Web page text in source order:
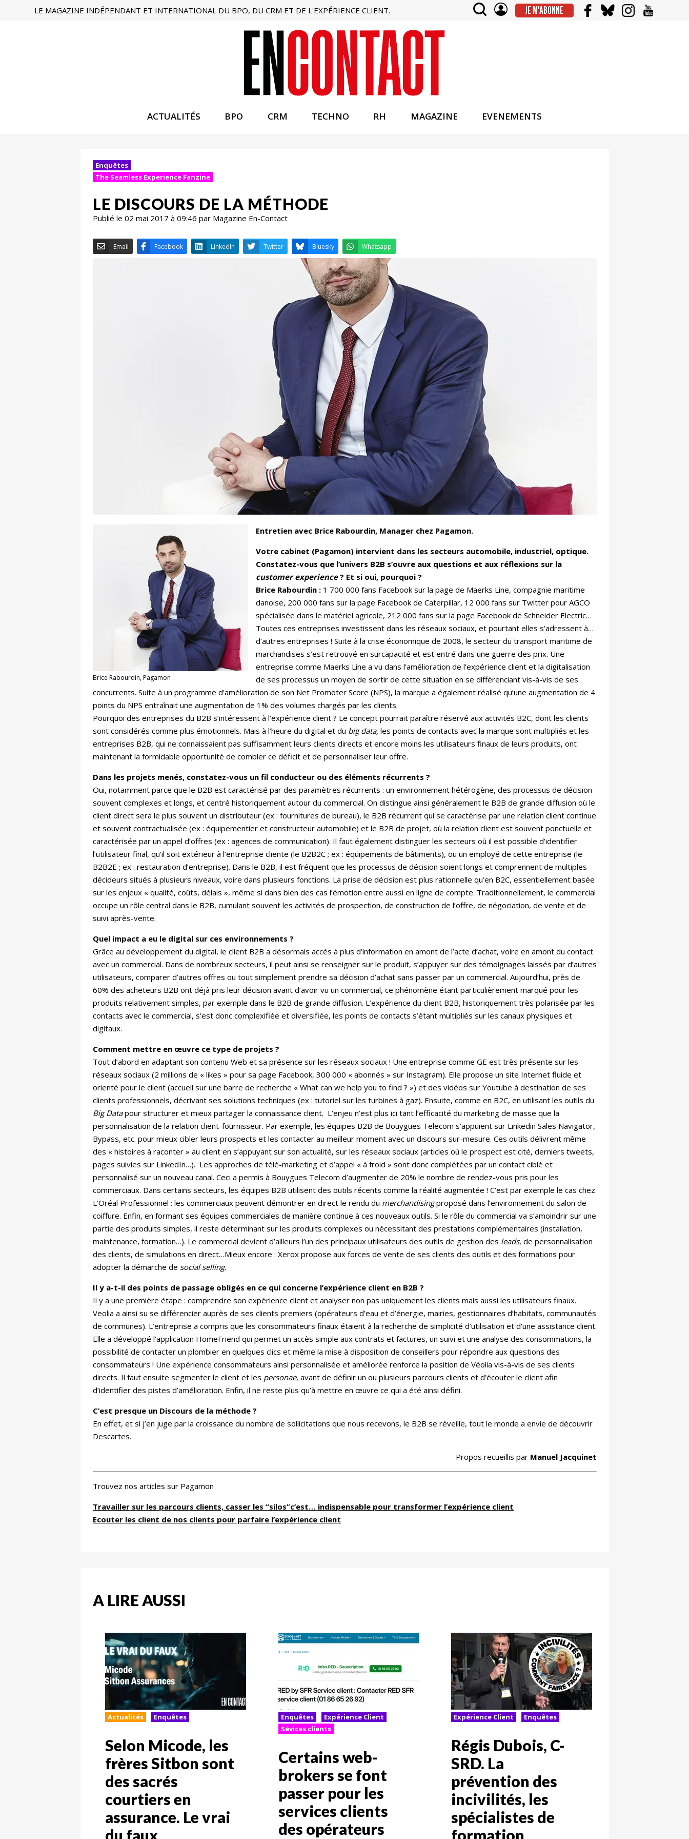
LE MAGAZINE INDÉPENDANT ET INTERNATIONAL DU BPO, DU CRM ET DE L'EXPÉRIENCE CLIENT. JE M'ABONNE
ACTUALITÉS BPO CRM TECHNO RH MAGAZINE EVENEMENTS
Enquêtes
The Seamless Experience Fanzine
LE DISCOURS DE LA MÉTHODE
Publié le 02 mai 2017 à 09:46 par Magazine En-Contact
LinkedIn Twitter Bluesky Whatsapp
Brice Rabourdin, Pagamon
Entretien avec Brice Rabourdin, Manager chez Pagamon.
Votre cabinet (Pagamon) intervient dans les secteurs automobile, industriel, optique.
Constatez-vous que l’univers B2B s’ouvre aux questions et aux réflexions sur la
customer experience? Et si oui, pourquoi ?
Brice Rabourdin : 1 700 000 fans Facebook sur la page de Maerks Line, compagnie maritime
danoise, 200 000 fans sur la page Facebook de Caterpillar, 12 000 fans sur Twitter pour AGCO
spécialisée dans le matériel agricole, 212 000 fans sur la page Facebook de Schneider Electric…
Toutes ces entreprises investissent dans les réseaux sociaux, et pourtant elles s’adressent à…
d’autres entreprises ! Suite à la crise économique de 2008, le secteur du transport maritime de
marchandises s’est retrouvé en surcapacité et est entré dans une guerre des prix. Une
entreprise comme Maerks Line a vu dans l’amélioration de l’expérience client et la digitalisation
de ses processus un moyen de sortir de cette situation en se différenciant vis-à-vis de ses
concurrents. Suite à un programme d’amélioration de son Net Promoter Score (NPS), la marque a également réalisé qu’une augmentation de 4
points du NPS entraînait une augmentation de 1% des volumes chargés par les clients.
Pourquoi des entreprises du B2B s’intéressent à l’expérience client ? Le concept pourrait paraître réservé aux activités B2C, dont les clients
sont considérés comme plus émotionnels. Mais à l’heure du digital et du big data, les points de contacts avec la marque sont multipliés et les
entreprises B2B, qui ne connaissaient pas suffisamment leurs clients directs et encore moins les utilisateurs finaux de leurs produits, ont
maintenant la formidable opportunité de combler ce déficit et de personnaliser leur offre.
Dans les projets menés, constatez-vous un fil conducteur ou des éléments récurrents ?
Oui, notamment parce que le B2B est caractérisé par des paramètres récurrents : un environnement hétérogène, des processus de décision
souvent complexes et longs, et centré historiquement autour du commercial. On distingue ainsi généralement le B2B de grande diffusion où le
client direct sera le plus souvent un distributeur (ex : fournitures de bureau), le B2B récurrent qui se caractérise par une relation client continue
et souvent contractualisée (ex : équipementier et constructeur automobile) et le B2B de projet, où la relation client est souvent ponctuelle et
caractérisée par un appel d’offres (ex : agences de communication). Il faut également distinguer les secteurs où il est possible d’identifier
l’utilisateur final, qu’il soit extérieur à l’entreprise cliente (le B2B2C ; ex : équipements de bâtiments), ou un employé de cette entreprise (le
B2B2E ; ex : restauration d’entreprise). Dans le B2B, il est fréquent que les processus de décision soient longs et comprennent de multiples
décideurs situés à plusieurs niveaux, voire dans plusieurs fonctions. La prise de décision est plus rationnelle qu’en B2C, essentiellement basée
sur les enjeux « qualité, coûts, délais », même si dans bien des cas l’émotion entre aussi en ligne de compte. Traditionnellement, le commercial
occupe un rôle central dans le B2B, cumulant souvent les activités de prospection, de construction de l’offre, de négociation, de vente et de
suivi après-vente.
Quel impact a eu le digital sur ces environnements ?
Grâce au développement du digital, le client B2B a désormais accès à plus d’information en amont de l’acte d’achat, voire en amont du contact
avec un commercial. Dans de nombreux secteurs, il peut ainsi se renseigner sur le produit, s’appuyer sur des témoignages laissés par d’autres
utilisateurs, comparer d’autres offres ou tout simplement prendre sa décision d’achat sans passer par un commercial. Aujourd’hui, près de
60% des acheteurs B2B ont déjà pris leur décision avant d’avoir vu un commercial, ce phénomène étant particulièrement marqué pour les
produits relativement simples, par exemple dans le B2B de grande diffusion. L’expérience du client B2B, historiquement très polarisée par les
contacts avec le commercial, s’est donc complexifiée et diversifiée, les points de contacts s’étant multipliés sur les canaux physiques et
digitaux.
Comment mettre en œuvre ce type de projets ?
Tout d’abord en adaptant son contenu Web et sa présence sur les réseaux sociaux ! Une entreprise comme GE est très présente sur les
réseaux sociaux (2 millions de « likes » pour sa page Facebook, 300 000 « abonnés » sur Instagram). Elle propose un site Internet fluide et
orienté pour le client (accueil sur une barre de recherche « What can we help you to find ? ») et des vidéos sur Youtube à destination de ses
clients professionnels, décrivant ses solutions techniques (ex : tutoriel sur les turbines à gaz). Ensuite, comme en B2C, en utilisant les outils du
Big Datapour structurer et mieux partager la connaissance client. L’enjeu n’est plus ici tant l’efficacité du marketing de masse que la
personnalisation de la relation client-fournisseur. Par exemple, les équipes B2B de Bouygues Telecom s’appuient sur Linkedin Sales Navigator,
Bypass, etc. pour mieux cibler leurs prospects et les contacter au meilleur moment avec un discours sur-mesure. Ces outils délivrent même
des « histoires à raconter » au client en s’appuyant sur son actualité, sur les réseaux sociaux (articles où le prospect est cité, derniers tweets,
pages suivies sur LinkedIn…). Les approches de télé-marketing et d’appel « à froid » sont donc complétées par un contact ciblé et
personnalisé sur un nouveau canal. Ceci a permis à Bouygues Telecom d’augmenter de 20% le nombre de rendez-vous pris pour les
commerciaux. Dans certains secteurs, les équipes B2B utilisent des outils récents comme la réalité augmentée ! C’est par exemple le cas chez
L’Oréal Professionnel : les commerciaux peuvent démontrer en direct le rendu du merchandisingproposé dans l’environnement du salon de
coiffure. Enfin, en formant ses équipes commerciales de manière continue à ces nouveaux outils. Si le rôle du commercial va s’amoindrir sur une
partie des produits simples, il reste déterminant sur les produits complexes ou nécessitant des prestations complémentaires (installation,
maintenance, formation…). Le commercial devient d’ailleurs l’un des principaux utilisateurs des outils de gestion des leads, de personnalisation
des clients, de simulations en direct…Mieux encore : Xerox propose aux forces de vente de ses clients des outils et des formations pour
adopter la démarche de social selling.
Il y a-t-il des points de passage obligés en ce qui concerne l’expérience client en B2B ?
Il y a une première étape : comprendre son expérience client et analyser non pas uniquement les clients mais aussi les utilisateurs finaux.
Veolia a ainsi su se différencier auprès de ses clients premiers (opérateurs d’eau et d’énergie, mairies, gestionnaires d’habitats, communautés
de communes). L’entreprise a compris que les consommateurs finaux étaient à la recherche de simplicité d’utilisation et d’une assistance client.
Elle a développé l’application HomeFriend qui permet un accès simple aux contrats et factures, un suivi et une analyse des consommations, la
possibilité de contacter un plombier en quelques clics et même la mise à disposition de conseillers pour répondre aux questions des
consommateurs ! Une expérience consommateurs ainsi personnalisée et améliorée renforce la position de Véolia vis-à-vis de ses clients
directs. Il faut ensuite segmenter le client et les personae, avant de définir un ou plusieurs parcours clients et d’écouter le client afin
d’identifier des pistes d’amélioration. Enfin, il ne reste plus qu’à mettre en œuvre ce qui a été ainsi défini.
C’est presque un Discours de la méthode ?
En effet, et si j’en juge par la croissance du nombre de sollicitations que nous recevons, le B2B se réveille, tout le monde a envie de découvrir
Descartes.
Propos recueillis par Manuel Jacquinet
Trouvez nos articles sur Pagamon
Travailler sur les parcours clients, casser les “silos”c’est… indispensable pour transformer l’expérience client
Ecouter les client de nos clients pour parfaire l’expérience client
A LIRE AUSSI
Actualités Enquêtes
Selon Micode, les
frères Sitbon sont
des sacrés
courtiers en
assurance. Le vrai
du faux
Enquêtes
Expérience Client
Sévices clients
Certains web-
brokers se font
passer pour les
services clients
des opérateurs
Expérience Client Enquêtes
Régis Dubois, C-
SRD. La
prévention des
incivilités, les
spécialistes de
formation